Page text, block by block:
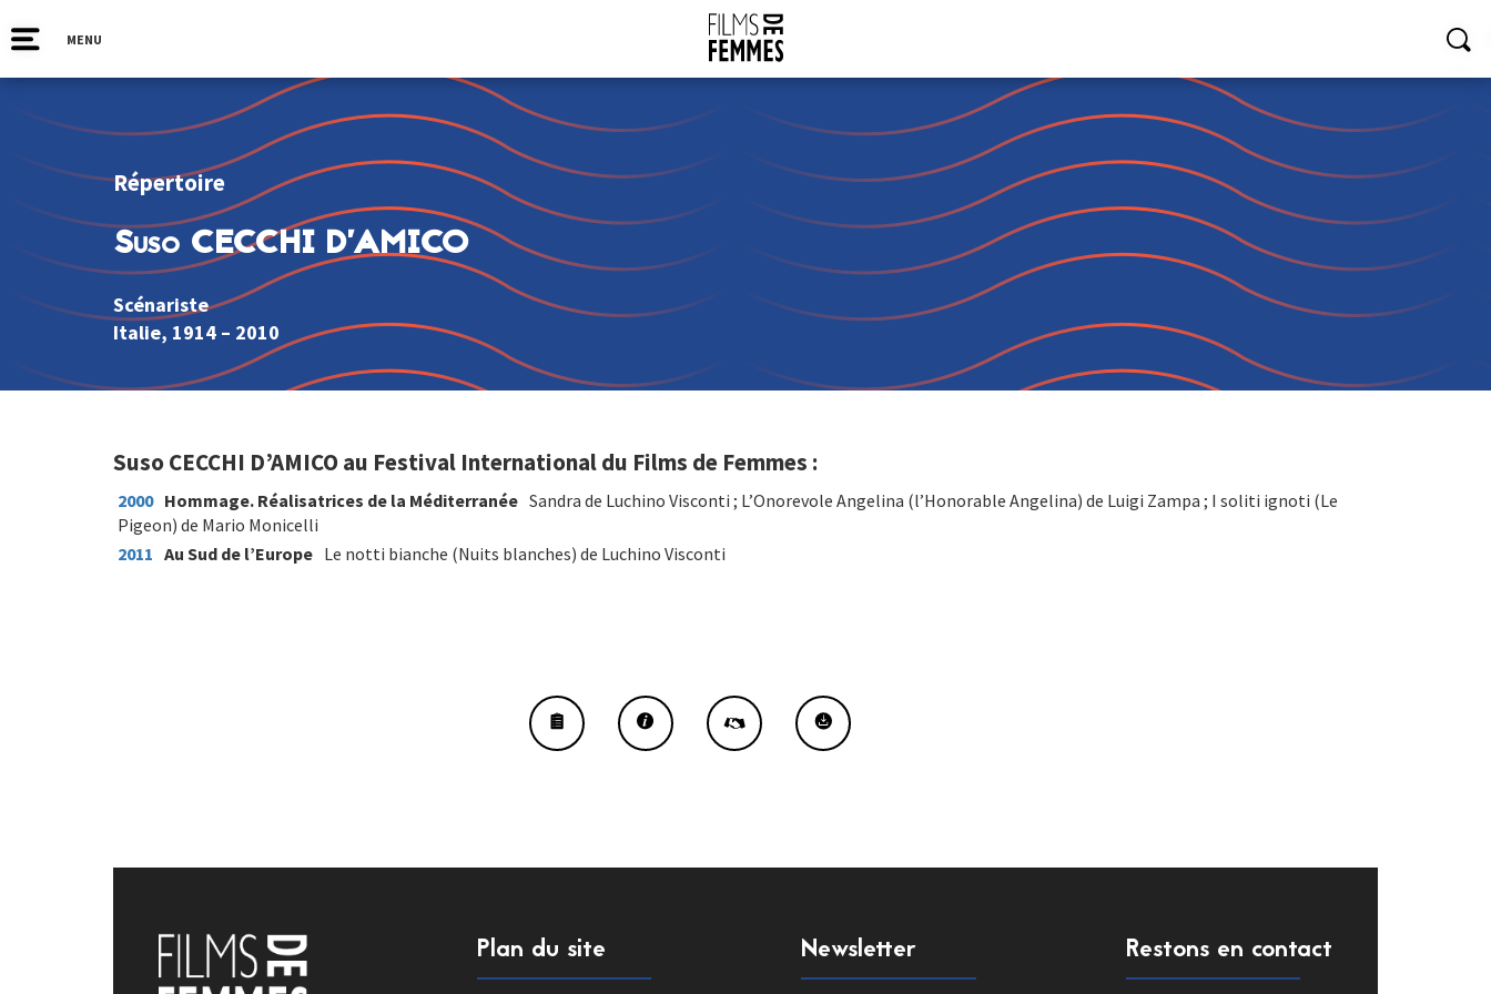
MENU
Répertoire
Suso CECCHI D’AMICO
Scénariste
Italie, 1914 – 2010
Suso CECCHI D’AMICO au Festival International du Films de Femmes :
2000 Hommage. Réalisatrices de la Méditerranée Sandra de Luchino Visconti ; L’Onorevole Angelina (l’Honorable Angelina) de Luigi Zampa ; I soliti ignoti (Le
Pigeon) de Mario Monicelli
2011 Au Sud de l’Europe Le notti bianche (Nuits blanches) de Luchino Visconti
Plan du site Newsletter Restons en contact